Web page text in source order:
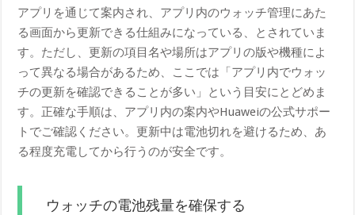
アプリを通じて案内され、アプリ内のウォッチ管理にあた
る画面から更新できる仕組みになっている、とされていま
す。ただし、更新の項目名や場所はアプリの版や機種によ
って異なる場合があるため、ここでは「アプリ内でウォッ
チの更新を確認できることが多い」という目安にとどめま
す。正確な手順は、アプリ内の案内やHuaweiの公式サポー
トでご確認ください。更新中は電池切れを避けるため、あ
る程度充電してから行うのが安全です。
ウォッチの電池残量を確保する